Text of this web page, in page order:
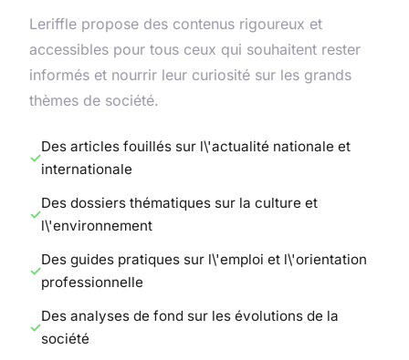
Leriffle propose des contenus rigoureux et
accessibles pour tous ceux qui souhaitent rester
informés et nourrir leur curiosité sur les grands
thèmes de société.
Des articles fouillés sur l\'actualité nationale et
internationale
Des dossiers thématiques sur la culture et
l\'environnement
Des guides pratiques sur l\'emploi et l\'orientation
professionnelle
Des analyses de fond sur les évolutions de la
société